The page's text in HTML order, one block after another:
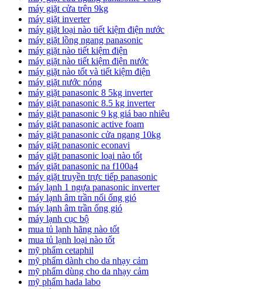
máy giặt cửa trên 9kg
máy giặt inverter
máy giặt loại nào tiết kiệm điện nước
máy giặt lồng ngang panasonic
máy giặt nào tiết kiệm điện
máy giặt nào tiết kiệm điện nước
máy giặt nào tốt và tiết kiệm điện
máy giặt nước nóng
máy giặt panasonic 8 5kg inverter
máy giặt panasonic 8.5 kg inverter
máy giặt panasonic 9 kg giá bao nhiêu
máy giặt panasonic active foam
máy giặt panasonic cửa ngang 10kg
máy giặt panasonic econavi
máy giặt panasonic loại nào tốt
máy giặt panasonic na f100a4
máy giặt truyền trực tiếp panasonic
máy lạnh 1 ngựa panasonic inverter
máy lạnh âm trần nối ống gió
máy lạnh âm trần ống gió
máy lạnh cục bộ
mua tủ lạnh hãng nào tốt
mua tủ lạnh loại nào tốt
mỹ phẩm cetaphil
mỹ phẩm dành cho da nhạy cảm
mỹ phẩm dùng cho da nhạy cảm
mỹ phẩm hada labo